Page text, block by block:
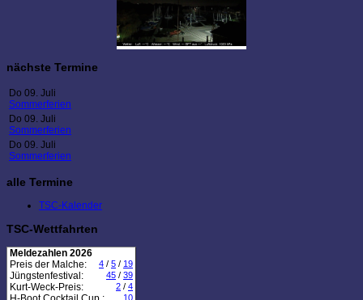
nächste Termine
Do 09. Juli
Sommerferien
Do 09. Juli
Sommerferien
Do 09. Juli
Sommerferien
alle Termine
TSC-Kalender
TSC-Wettfahrten
Meldezahlen 2026
Preis der Malche:
4 / 5 / 19
Jüngstenfestival: 45 / 39
Kurt-Weck-Preis: 2 / 4
10